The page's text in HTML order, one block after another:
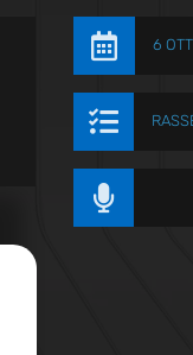
 6

